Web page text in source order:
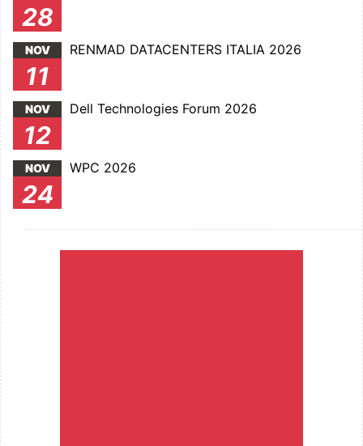
28
NOV
11
RENMAD DATACENTERS ITALIA 2026
NOV
12
Dell Technologies Forum 2026
NOV
24
WPC 2026